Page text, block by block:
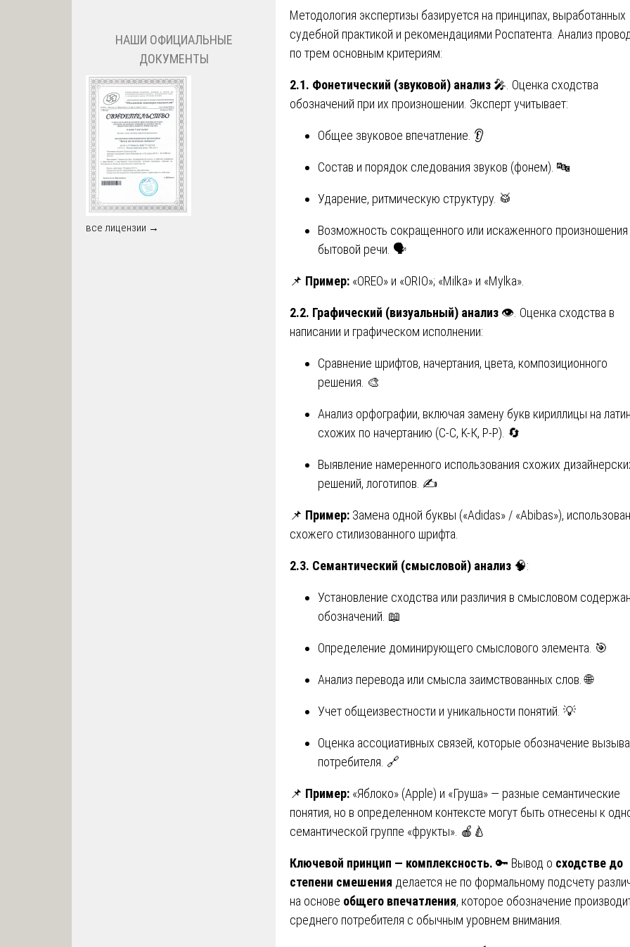
Методология экспертизы базируется на принципах, выработанных
судебной практикой и рекомендациями Роспатента. Анализ
по трем основным критериям:
2.1. Фонетический (звуковой) анализ 🎤. Оценка сходства
обозначений при их произношении. Эксперт учитывает:
Общее звуковое впечатление. 👂
Состав и порядок следования звуков (фонем). 🔤
Ударение, ритмическую структуру. 🥁
Возможность сокращенного или искаженного произношения
бытовой речи. 🗣️
📌 Пример: «OREO» и «ORIO»; «Milka» и «Mylka».
2.2. Графический (визуальный) анализ 👁️. Оценка сходства в
написании и графическом исполнении:
Сравнение шрифтов, начертания, цвета, композиционного
решения. 🎨
Анализ орфографии, включая замену букв кириллицы на
схожих по начертанию (C-С, K-К, P-Р). 🔄
Выявление намеренного использования схожих
решений, логотипов. ✍️
📌 Пример: Замена одной буквы («Adidas» / «Abibas»),
схожего стилизованного шрифта.
2.3. Семантический (смысловой) анализ 🧠:
Установление сходства или различия в смысловом
обозначений. 📖
Определение доминирующего смыслового элемента. 🎯
Анализ перевода или смысла заимствованных слов. 🌐
Учет общеизвестности и уникальности понятий. 💡
Оценка ассоциативных связей, которые обозначение
потребителя. 🔗
📌 Пример: «Яблоко» (Apple) и «Груша» — разные семантические
понятия, но в определенном контексте могут быть отнесены к
семантической группе «фрукты». 🍎🍐
Ключевой принцип — комплексность. 🔑 Вывод о сходстве до
степени смешения делается не по формальному подсчету
на основе общего впечатления, которое обозначение
среднего потребителя с обычным уровнем внимания.
НАШИ ОФИЦИАЛЬНЫЕ
ДОКУМЕНТЫ
все лицензии →